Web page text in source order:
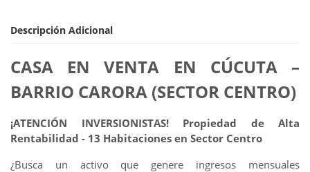
Descripción Adicional
CASA EN VENTA EN CÚCUTA –
BARRIO CARORA (SECTOR CENTRO)
¡ATENCIÓN INVERSIONISTAS! Propiedad de Alta
Rentabilidad - 13 Habitaciones en Sector Centro
¿Busca un activo que genere ingresos mensuales